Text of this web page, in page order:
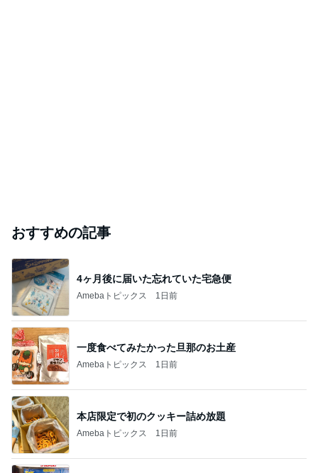
おすすめの記事
4ヶ月後に届いた忘れていた宅急便
Amebaトピックス 1日前
一度食べてみたかった旦那のお土産
Amebaトピックス 1日前
本店限定で初のクッキー詰め放題
Amebaトピックス 1日前